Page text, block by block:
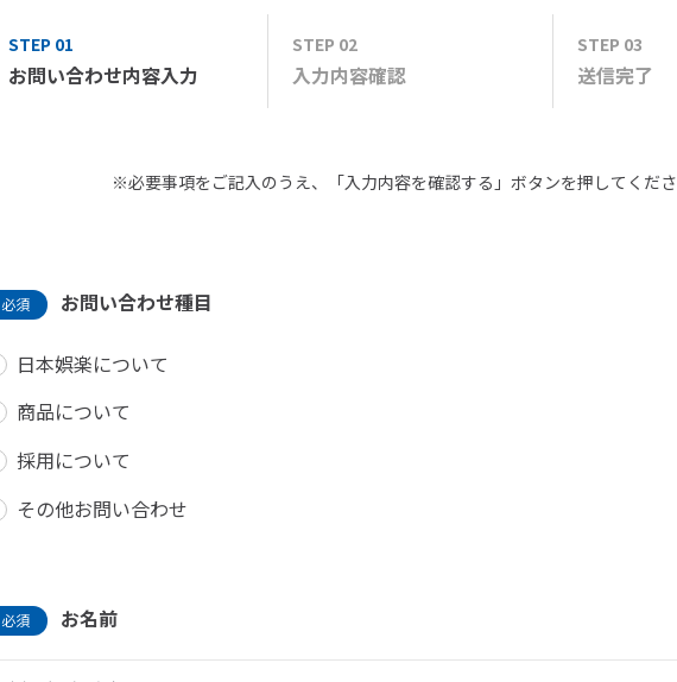
STEP 01
お問い合わせ内容入力
STEP 02
入力内容確認
STEP 03
送信完了
※必要事項をご記入のうえ、「入力内容を確認する」ボタンを押してくだ
必須 お問い合わせ種目
日本娯楽について
商品について
採用について
その他お問い合わせ
必須 お名前